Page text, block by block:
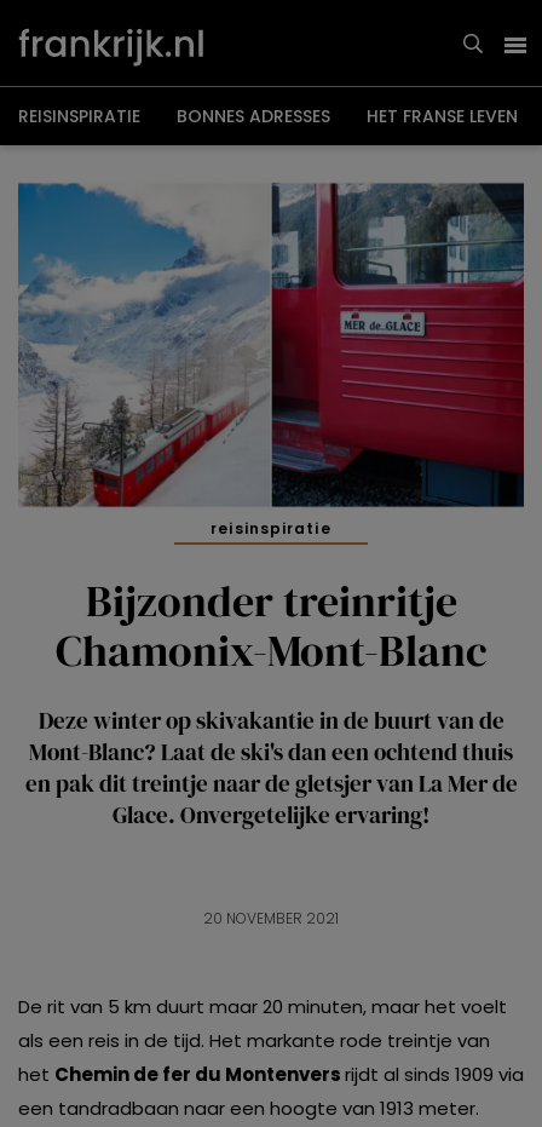
naar
inhoud
REISINSPIRATIE BONNES ADRESSES HET FRANSE LEVEN
reisinspiratie
Bijzonder treinritje
Chamonix-Mont-Blanc
Deze winter op skivakantie in de buurt van de
Mont-Blanc? Laat de ski's dan een ochtend thuis
en pak dit treintje naar de gletsjer van La Mer de
Glace. Onvergetelijke ervaring!
20 NOVEMBER 2021
De rit van 5 km duurt maar 20 minuten, maar het voelt
als een reis in de tijd. Het markante rode treintje van
het Chemin de fer du Montenversrijdt al sinds 1909 via
een tandradbaan naar een hoogte van 1913 meter.